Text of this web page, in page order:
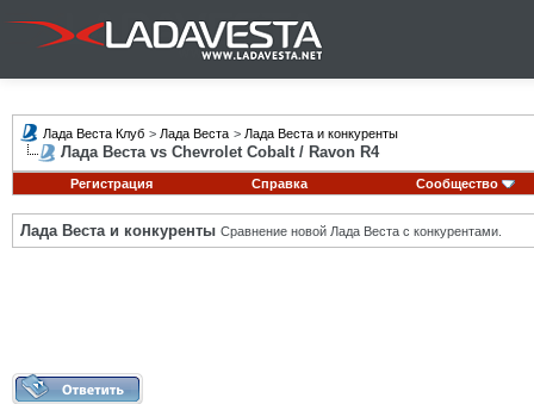
Лада Веста Клуб > Лада Веста > Лада Веста и конкуренты
Лада Веста vs Chevrolet Cobalt / Ravon R4
Регистрация Справка Сообщество
Лада Веста и конкуренты Сравнение новой Лада Веста с конкурентами.